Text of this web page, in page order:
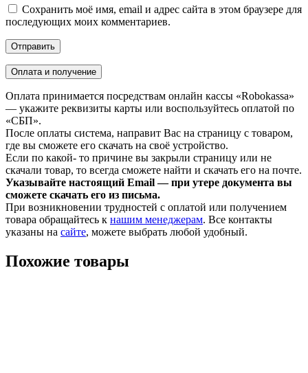
Сохранить моё имя, email и адрес сайта в этом браузере для
последующих моих комментариев.
Оплата и получение
Оплата принимается посредствам онлайн кассы «Robokassa»
— укажите реквизиты карты или воспользуйтесь оплатой по
«СБП».
После оплаты система, направит Вас на страницу с товаром,
где вы сможете его скачать на своё устройство.
Если по какой- то причине вы закрыли страницу или не
скачали товар, то всегда сможете найти и скачать его на почте.
Указывайте настоящий Email — при утере документа вы
сможете скачать его из письма.
При возникновении трудностей с оплатой или получением
товара обращайтесь к нашим менеджерам. Все контакты
указаны на сайте, можете выбрать любой удобный.
Похожие товары